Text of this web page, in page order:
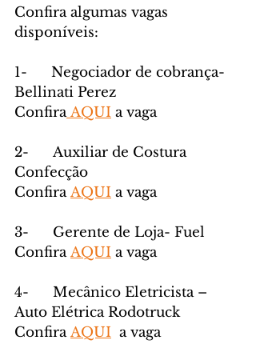
Confira algumas vagas
disponíveis:
1-      Negociador de cobrança-
Bellinati Perez
Confira AQUI a vaga
2-      Auxiliar de Costura
Confecção
Confira AQUI a vaga
3-      Gerente de Loja- Fuel
Confira AQUI a vaga
4-      Mecânico Eletricista –
Auto Elétrica Rodotruck
Confira AQUI a vaga